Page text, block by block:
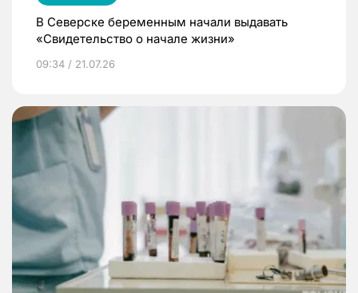
В Северске беременным начали выдавать
«Свидетельство о начале жизни»
09:34 / 21.07.26